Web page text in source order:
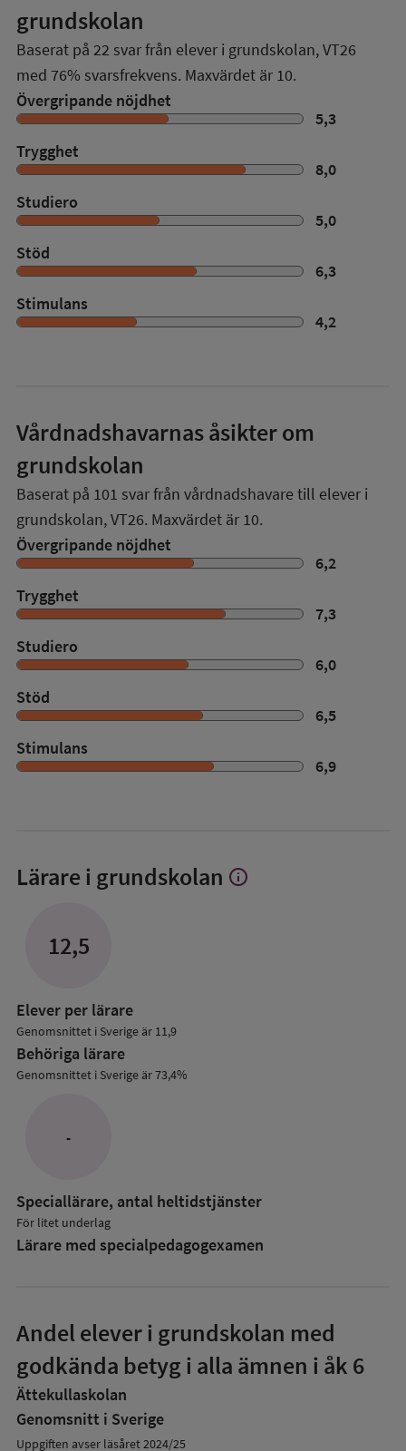
grundskolan
Baserat på 22 svar från elever i grundskolan,VT26
med 76% svarsfrekvens. Maxvärdet är 10.
Övergripande nöjdhet
5,3
Trygghet
8,0
Studiero
5,0
Stöd
6,3
Stimulans
4,2
Vårdnadshavarnas åsikter om
grundskolan
Baserat på 101 svar från vårdnadshavare till elever i
grundskolan,VT26. Maxvärdet är 10.
Övergripande nöjdhet
6,2
Trygghet
7,3
Studiero
6,0
Stöd
6,5
Stimulans
6,9
Lärare i grundskolan Visa
info
12,5
Elever per lärare
Genomsnittet i Sverige är 11,9
Behöriga lärare
Genomsnittet i Sverige är 73,4%
-
Speciallärare, antal heltidstjänster
För litet underlag
Lärare med specialpedagog­examen
Andel elever i grundskolan med
godkända betyg i alla ämnen i åk 6
Ättekullaskolan
Genomsnitt i Sverige
Uppgiften avser läsåret 2024/25